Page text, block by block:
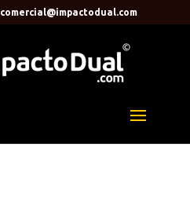
comercial@impactodual.com